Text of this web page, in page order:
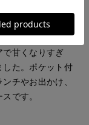
のある素材で、
付きできちんと
ンがさりげない上
甘くなりすぎ
した。ポケット付
チやお出かけ、
です。